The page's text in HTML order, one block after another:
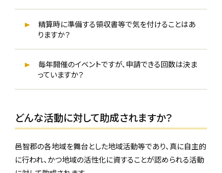
精算時に準備する領収書等で気を付けることはあ
りますか？
毎年開催のイベントですが、申請できる回数は決ま
っていますか？
どんな活動に対して助成されますか？
邑智郡の各地域を舞台とした地域活動等であり、真に自主的
に行われ、かつ地域の活性化に資することが認められる活動